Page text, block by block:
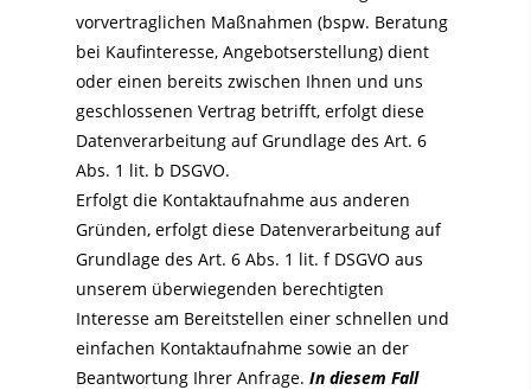
vorvertraglichen Maßnahmen (bspw. Beratung
bei Kaufinteresse, Angebotserstellung) dient
oder einen bereits zwischen Ihnen und uns
geschlossenen Vertrag betrifft, erfolgt diese
Datenverarbeitung auf Grundlage des Art. 6
Abs. 1 lit. b DSGVO.
Erfolgt die Kontaktaufnahme aus anderen
Gründen, erfolgt diese Datenverarbeitung auf
Grundlage des Art. 6 Abs. 1 lit. f DSGVO aus
unserem überwiegenden berechtigten
Interesse am Bereitstellen einer schnellen und
einfachen Kontaktaufnahme sowie an der
Beantwortung Ihrer Anfrage. In diesem Fall